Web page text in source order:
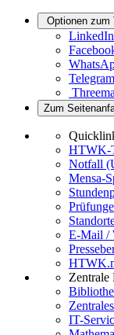
Optionen zum
LinkedIn
Telegram
Threema
Zum
HTWK-
Notfall
Mensa-
E-Mail /
Zentrale
IT-